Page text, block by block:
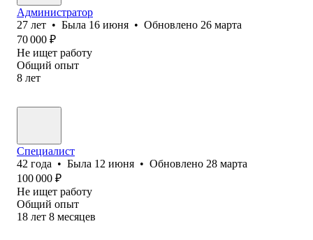
Администратор
27 лет • Была 16 июня • Обновлено 26 марта
70 000 ₽
Не ищет работу
Общий опыт
8 лет
Специалист
42 года • Была 12 июня • Обновлено 28 марта
100 000 ₽
Не ищет работу
Общий опыт
18 лет 8 месяцев